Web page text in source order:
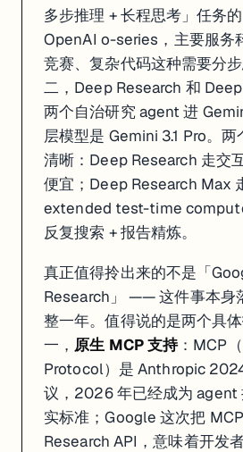
多步推理 + 长程思考」任务
OpenAI o-series，主要服务
竞赛、复杂代码这种需要分
二，Deep Research 和
两个自治研究 agent 进
层模型是 Gemini 3.1 Pro。
清晰：Deep Research 走交
便宜；Deep Research Max
extended test-time
反复搜索 + 报告精炼。
真正值得拎出来的不是「
Research」 —— 这件事本身
整一年。值得说的是两个具
一， 原生 MCP 支持：MCP
Protocol）是 Anthropic
议，2026 年已经成为 agent
实标准；Google 这次把
Research API，意味着开发